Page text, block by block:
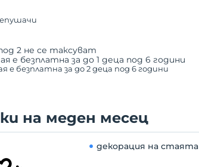
2 не се таксуват
е безплатна за до 1 деца под 6 години
е безплатна за до 2 деца под 6 години
на меден месец
декорация на стаята